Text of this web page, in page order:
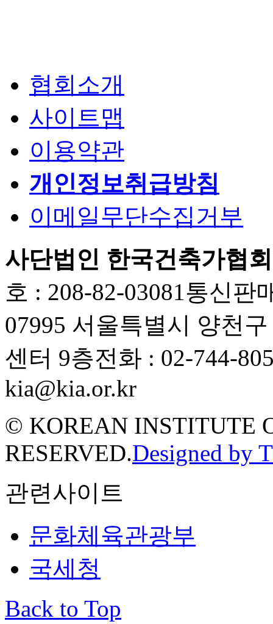
협회소개
사이트맵
이용약관
개인정보취급방침
이메일무단수집거부
사단법인 한국건축가협회
호 : 208-82-03081 통신판
07995 서울특별시 양천
센터 9층전화 : 02-744-
kia@kia.or.kr
© KOREAN INSTITUTE
RESERVED.Designed by
관련사이트
문화체육관광부
국세청
Back to Top